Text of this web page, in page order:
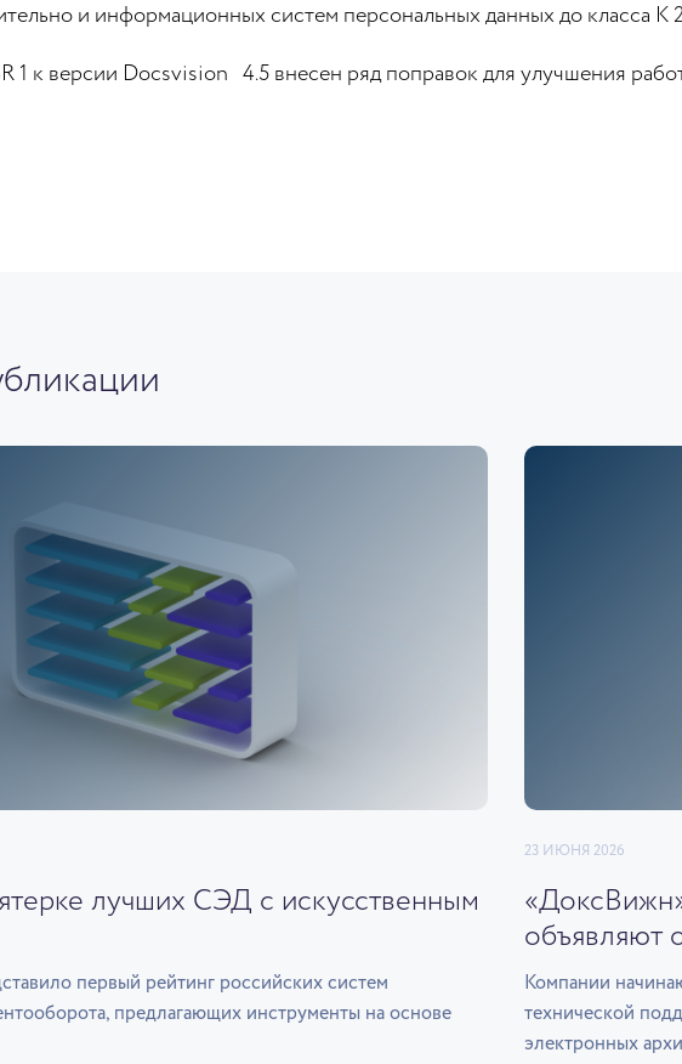
и информационных систем персональных данных до класса К
1 к версии Docsvision 4.5 внесен ряд поправок для улучшения
лучших СЭД с искусственным
первый рейтинг российских систем
предлагающих инструменты на основе
23 ИЮНЯ 2026
объявляют
Компании
технической
электронных